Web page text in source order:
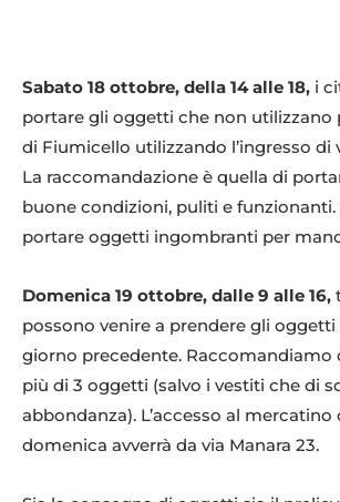
Sabato 18 ottobre, della 14 alle 18, i
portare gli oggetti che non utilizzano
di Fiumicello utilizzando l’ingresso di
La raccomandazione è quella di
buone condizioni, puliti e funzionanti.
portare oggetti ingombranti per
Domenica 19 ottobre, dalle 9 alle 16,
possono venire a prendere gli
giorno precedente. Raccomandiamo
più di 3 oggetti (salvo i vestiti che di
abbondanza). L’accesso al mercatino
domenica avverrà da via Manara 23.